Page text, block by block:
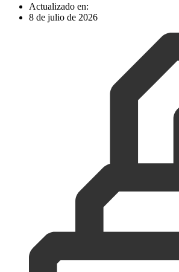
Actualizado en:
8 de julio de 2026